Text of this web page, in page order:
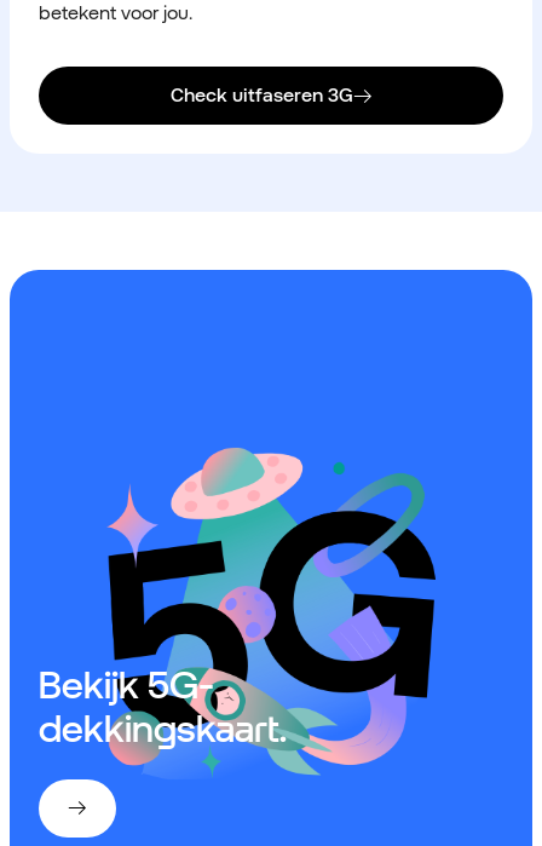
betekent voor jou.
Check uitfaseren 3G
Bekijk 5G-
dekkingskaart.